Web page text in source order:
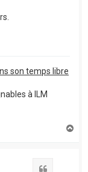
son temps libre
à ILM